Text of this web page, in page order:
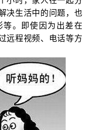
决生活中的问题，也
。即使因为出差在
远程视频、电话等方